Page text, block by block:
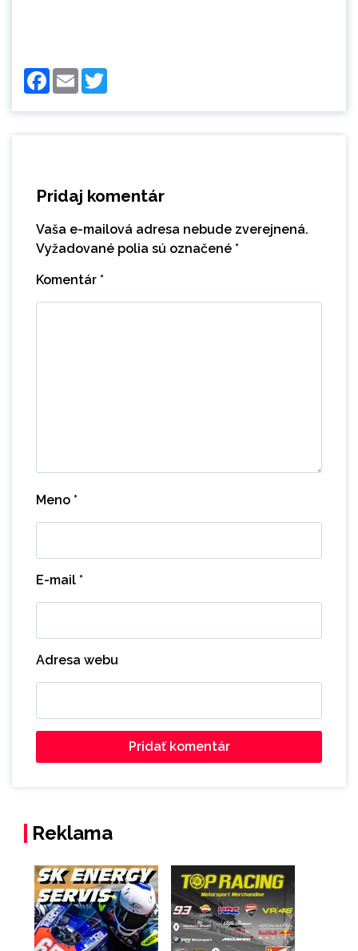
Facebook
Email
Pridaj komentár
Vaša e-mailová adresa nebude zverejnená.
Vyžadované polia sú označené *
Komentár *
Meno *
E-mail *
Adresa webu
Reklama